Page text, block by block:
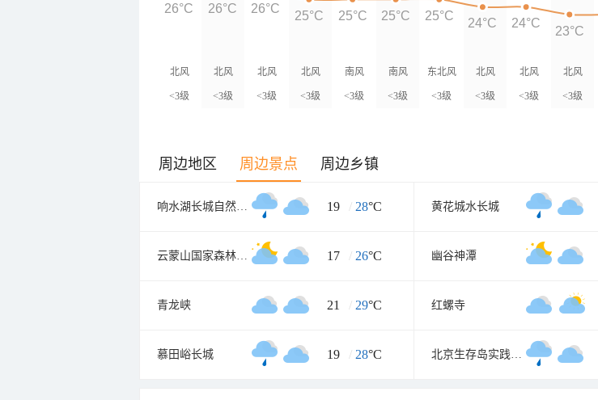
北风
<3级
北风
<3级
北风
<3级
北风
<3级
南风
<3级
南风
<3级
东北风
<3级
北风
<3级
北风
<3级
北风
<3级
26°C 26°C 26°C
25°C 25°C 25°C 25°C
24°C 24°C
23°C
周边地区 周边景点 周边乡镇
响水湖长城自然风景区 19 / 28°C 黄花城水长城
云蒙山国家森林公园 17 / 26°C 幽谷神潭
青龙峡 21 / 29°C 红螺寺
慕田峪长城 19 / 28°C 北京生存岛实践基地